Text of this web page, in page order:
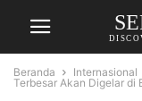
Beranda Internasional
Terbesar Akan Digelar di